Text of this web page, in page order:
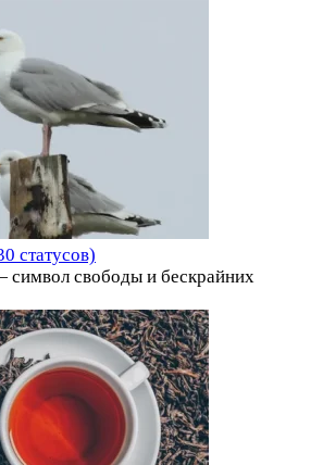
статусов)
свободы и бескрайних